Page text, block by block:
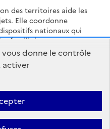
donne le contrôle
activer
des territoires aide les
Elle coordonne
nationaux qui
fragilisés.
ANCTOffres d'emploi
Mentions légales Politique